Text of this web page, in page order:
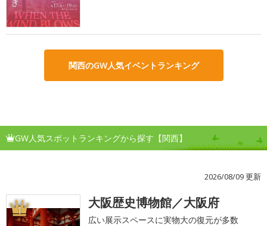
関西のGW人気イベントランキング
GW人気スポットランキングから探す【関西】
2026/08/09 更新
1 大阪歴史博物館／大阪府
広い展示スペースに実物大の復元が多数